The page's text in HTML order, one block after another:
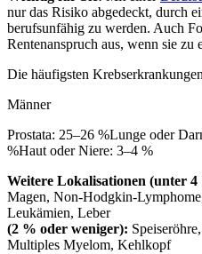
nur das Risiko abgedeckt, durch
berufsunfähig zu werden. Auch
Rentenanspruch aus, wenn sie
Die häufigsten
Männer
Prostata: 25–26 %Lunge oder
%Haut oder Niere: 3–4 %
Weitere Lokalisationen (unter 4
Magen, Non-Hodgkin-
Leukämien, Leber
(2 % oder weniger):
Multiples Myelom, Kehlkopf